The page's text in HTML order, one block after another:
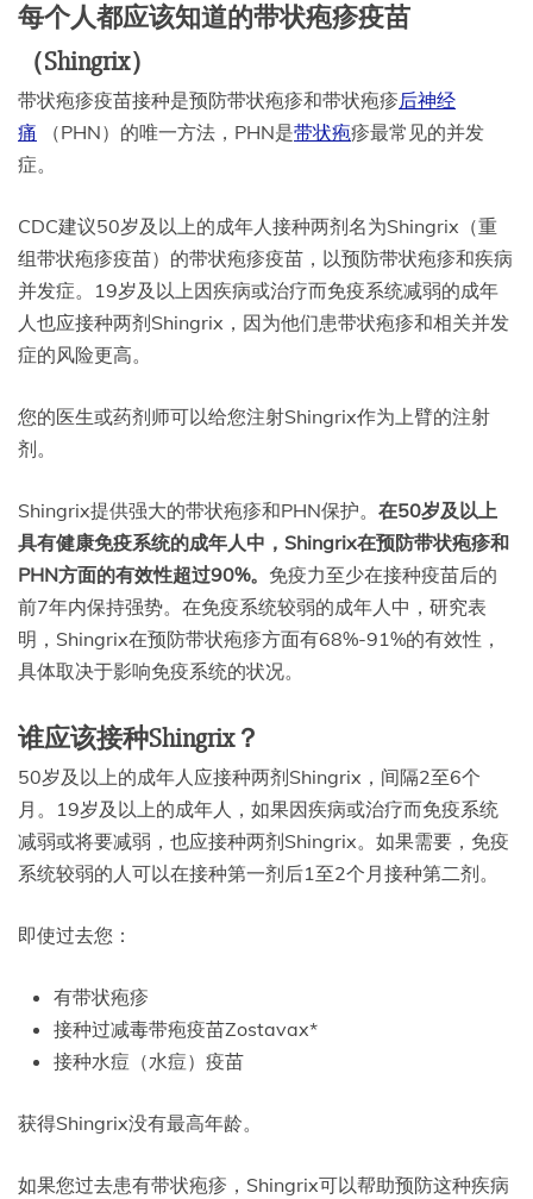
每个人都应该知道的带状疱疹疫苗
（Shingrix）
带状疱疹疫苗接种是预防带状疱疹和带状疱疹后神经
痛 （PHN）的唯一方法，PHN是带状疱疹最常见的并发
症。
CDC建议50岁及以上的成年人接种两剂名为Shingrix（重
组带状疱疹疫苗）的带状疱疹疫苗，以预防带状疱疹和疾病
并发症。19岁及以上因疾病或治疗而免疫系统减弱的成年
人也应接种两剂Shingrix，因为他们患带状疱疹和相关并发
症的风险更高。
您的医生或药剂师可以给您注射Shingrix作为上臂的注射
剂。
Shingrix提供强大的带状疱疹和PHN保护。 在50岁及以上
具有健康免疫系统的成年人中，Shingrix在预防带状疱疹和
PHN方面的有效性超过90%。 免疫力至少在接种疫苗后的
前7年内保持强势。在免疫系统较弱的成年人中，研究表
明，Shingrix在预防带状疱疹方面有68%-91%的有效性，
具体取决于影响免疫系统的状况。
谁应该接种Shingrix？
50岁及以上的成年人应接种两剂Shingrix，间隔2至6个
月。19岁及以上的成年人，如果因疾病或治疗而免疫系统
减弱或将要减弱，也应接种两剂Shingrix。如果需要，免疫
系统较弱的人可以在接种第一剂后1至2个月接种第二剂。
即使过去您：
有带状疱疹
接种过减毒带疱疫苗Zostavax*
接种水痘（水痘）疫苗
获得Shingrix没有最高年龄。
如果您过去患有带状疱疹，Shingrix可以帮助预防这种疾病